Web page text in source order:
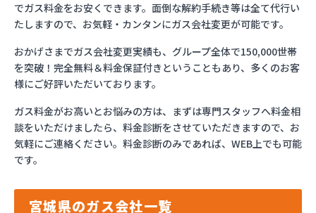
でガス料金をお安くできます。面倒な解約手続き等は全て代行い
たしますので、お気軽・カンタンにガス会社変更が可能です。
おかげさまでガス会社変更実績も、グループ全体で150,000世帯
を突破！完全無料＆料金保証付きということもあり、多くのお客
様にご好評いただいております。
ガス料金がお高いとお悩みの方は、まずは専門スタッフへ料金相
談をいただけましたら、料金診断をさせていただきますので、お
気軽にご連絡ください。料金診断のみであれば、WEB上でも可能
です。
宮城県のガス会社一覧